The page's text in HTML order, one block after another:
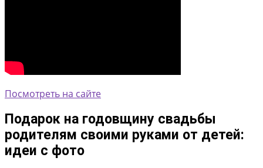
Посмотреть на сайте
Подарок на годовщину свадьбы
родителям своими руками от детей:
идеи с фото